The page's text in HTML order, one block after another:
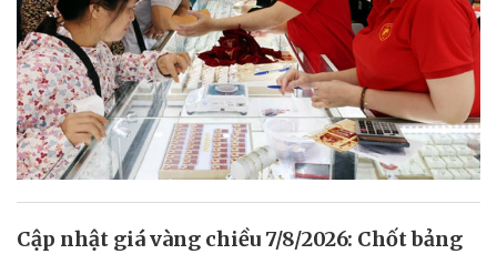
Cập nhật giá vàng chiều 7/8/2026: Chốt bảng